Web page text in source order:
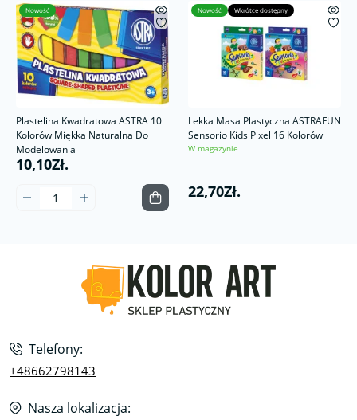
Nowość
Plastelina Kwadratowa ASTRA 10
Kolorów Miękka Naturalna Do
Modelowania
10,10Zł.
Nowość Wkrótce dostępny
Lekka Masa Plastyczna ASTRAFUN
Sensorio Kids Pixel 16 Kolorów
W magazynie
22,70Zł.
Telefony:
+48662798143
Nasza lokalizacja: